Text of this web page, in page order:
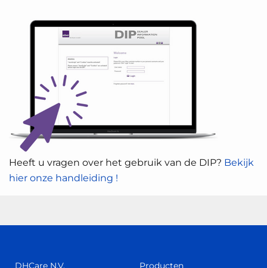
Heeft u vragen over het gebruik van de DIP? Bekijk
hier onze handleiding !
DHCare N.V.
Producten